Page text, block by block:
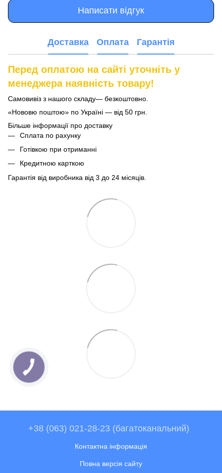
Написати відгук
Доставка Оплата Гарантія
Перед оплатою на сайті уточніть у
менеджера наявність товару!
Самовивіз з нашого складу— безкоштовно.
«Нововю поштою» по Україні — від 50 грн.
Більше інформації про доставку
Сплата по рахунку
Готівкою при отриманні
Кредитною карткою
Гарантія від виробника від 3 до 24 місяців.
+38 (063) 021-28-23 (багатоканальний)
Контактна інформація
Повна версія сайту